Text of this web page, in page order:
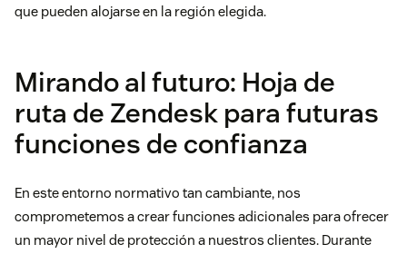
que pueden alojarse en la región elegida.
Mirando al futuro: Hoja de
ruta de Zendesk para futuras
funciones de confianza
En este entorno normativo tan cambiante, nos
comprometemos a crear funciones adicionales para ofrecer
un mayor nivel de protección a nuestros clientes. Durante